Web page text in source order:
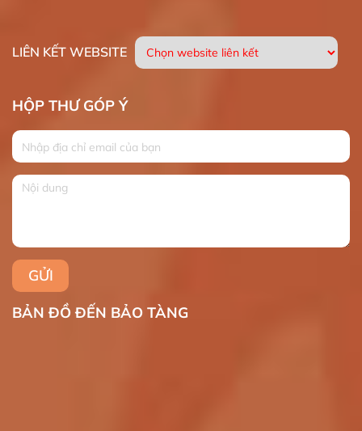
LIÊN KẾT WEBSITE
HỘP THƯ GÓP Ý
BẢN ĐỒ ĐẾN BẢO TÀNG